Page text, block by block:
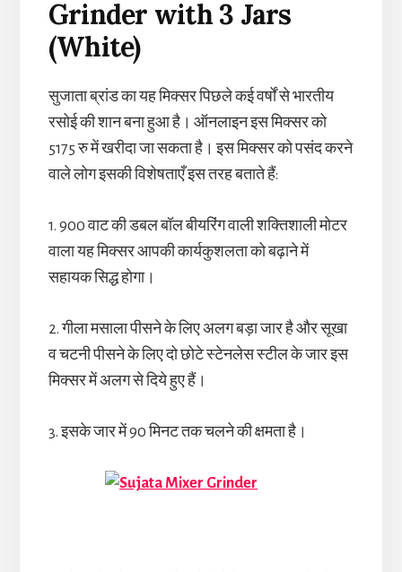
Grinder with 3 Jars
(White)
सुजाता ब्रांड का यह मिक्सर पिछले कई वर्षों से भारतीय
रसोई की शान बना हुआ है। ऑनलाइन इस मिक्सर को
5175 रु में खरीदा जा सकता है। इस मिक्सर को पसंद करने
वाले लोग इसकी विशेषताएँ इस तरह बताते हैं:
1. 900 वाट की डबल बॉल बीयरिंग वाली शक्तिशाली मोटर
वाला यह मिक्सर आपकी कार्यकुशलता को बढ़ाने में
सहायक सिद्ध होगा।
2. गीला मसाला पीसने के लिए अलग बड़ा जार है और सूखा
व चटनी पीसने के लिए दो छोटे स्टेनलेस स्टील के जार इस
मिक्सर में अलग से दिये हुए हैं।
3. इसके जार में 90 मिनट तक चलने की क्षमता है।